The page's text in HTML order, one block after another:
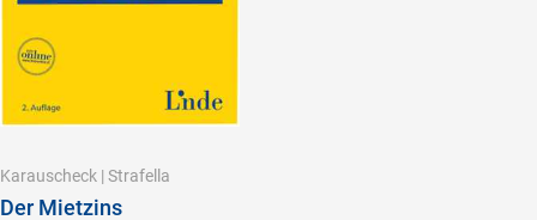
Karauscheck | Strafella
Der Mietzins